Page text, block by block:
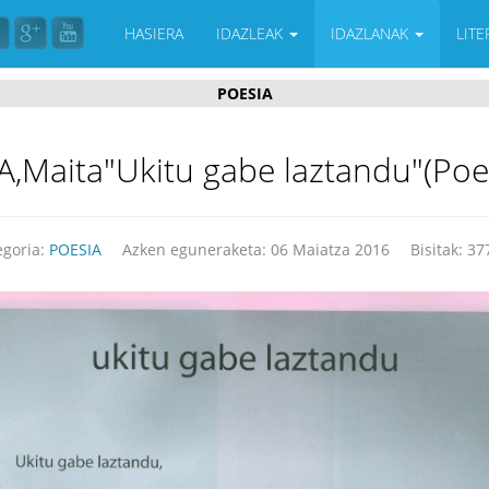
HASIERA IDAZLEAK IDAZLANAK
POESIA
gabe
POESIA Azken eguneraketa: 06 Maiatza 2016 Bisitak: